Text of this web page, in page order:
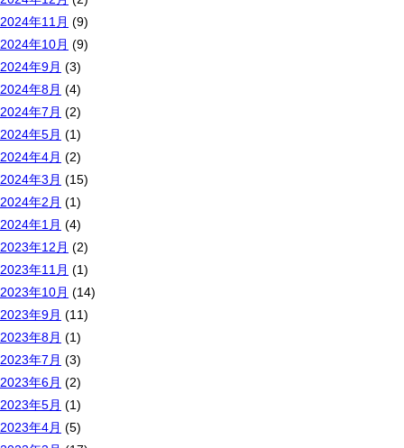
2024年11月 (9)
2024年10月 (9)
2024年9月 (3)
2024年8月 (4)
2024年7月 (2)
2024年5月 (1)
2024年4月 (2)
2024年3月 (15)
2024年2月 (1)
2024年1月 (4)
2023年12月 (2)
2023年11月 (1)
2023年10月 (14)
2023年9月 (11)
2023年8月 (1)
2023年7月 (3)
2023年6月 (2)
2023年5月 (1)
2023年4月 (5)